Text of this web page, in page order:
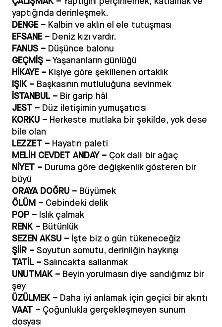
yaptığında derinleşmek.
DENGE – Kalbin ve aklın el ele tutuşması
EFSANE – Deniz kızı vardır.
FANUS – Düşünce balonu
GEÇMİŞ –Yaşananların günlüğü
HİKAYE – Kişiye göre şekillenen ortaklık
IŞIK – Başkasının mutluluğuna sevinmek
İSTANBUL – Bir garip hâl
JEST – Düz iletişimin yumuşatıcısı
KORKU – Herkeste mutlaka bir şekilde, yok dese
bile olan
LEZZET – Hayatın paleti
MELİH CEVDET ANDAY – Çok dallı bir ağaç
NİYET – Duruma göre değişkenlik gösteren bir
büyü
ORAYA DOĞRU – Büyümek
ÖLÜM – Cebindeki delik
POP – Islık çalmak
RENK – Bütünlük
SEZEN AKSU – İşte biz o gün tükeneceğiz
ŞİİR – Soyutun somutu, derinliğin haykırışı
TATİL – Salıncakta sallanmak
UNUTMAK – Beyin yorulmasın diye sandığımız bir
şey
ÜZÜLMEK – Daha iyi anlamak için geçici bir akıntı
VAAT – Çoğunlukla gerçekleşmeyen sunum
dosyası